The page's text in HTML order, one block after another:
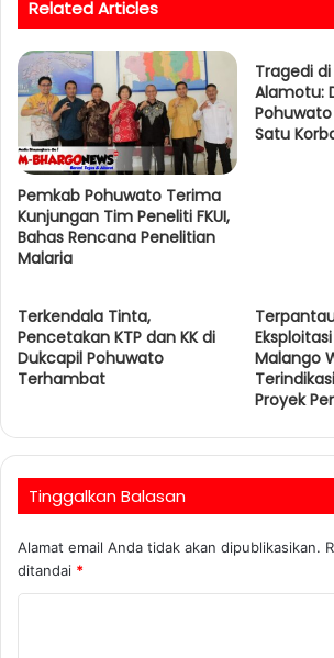
e
Related Articles
Pemkab Pohuwato Terima
Kunjungan Tim Peneliti FKUI,
Bahas Rencana Penelitian
Malaria
Tragedi
Alamotu:
Satu
Terkendala Tinta,
Pencetakan KTP dan KK di
Dukcapil Pohuwato
Terhambat
Malango
Proyek
Tinggalkan Balasan
Alamat email Anda tidak akan dipublikasikan.
ditandai *